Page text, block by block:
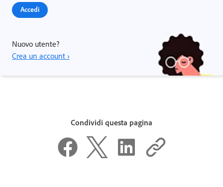
Accedi
Nuovo utente?
Crea un account ›
Condividi questa pagina